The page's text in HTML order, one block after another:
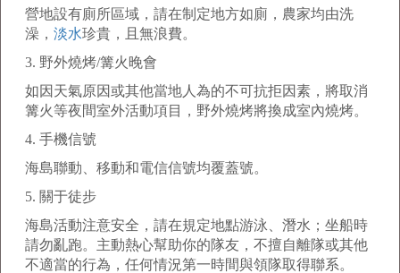
營地設有廁所區域，請在制定地方如廁，農家均由洗
澡， 淡水珍貴，且無浪費。
3. 野外燒烤/篝火晚會
如因天氣原因或其他當地人為的不可抗拒因素，將取消
篝火等夜間室外活動項目，野外燒烤將換成室內燒烤。
4. 手機信號
海島聯動、移動和電信信號均覆蓋號。
5. 關于徒步
海島活動注意安全，請在規定地點游泳、潛水；坐船時
請勿亂跑。主動熱心幫助你的隊友，不擅自離隊或其他
不適當的行為，任何情況第一時間與領隊取得聯系。